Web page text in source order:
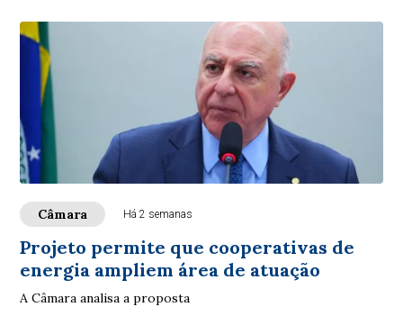
Câmara Há 2 semanas
Projeto permite que cooperativas de
energia ampliem área de atuação
A Câmara analisa a proposta